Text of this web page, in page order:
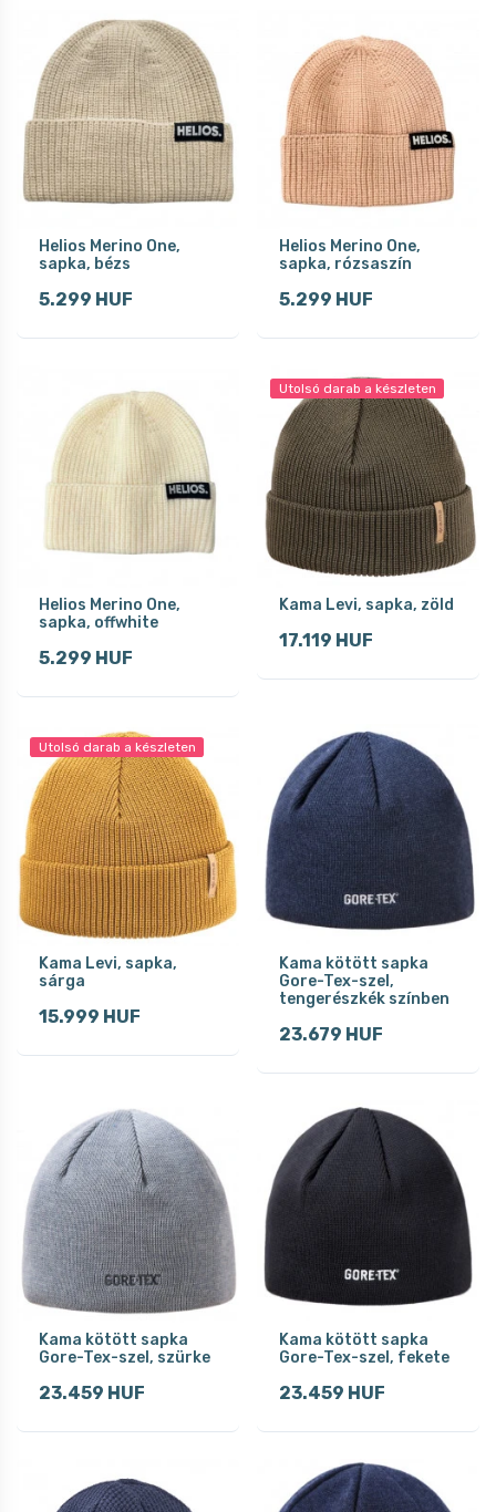
Helios Merino One,
sapka, bézs
5.299 HUF
Helios Merino One,
sapka, rózsaszín
5.299 HUF
Helios Merino One,
sapka, offwhite
5.299 HUF
Utolsó darab a készleten
Kama Levi, sapka, zöld
17.119 HUF
Utolsó darab a készleten
Kama Levi, sapka,
sárga
15.999 HUF
Kama kötött sapka
Gore-Tex-szel,
tengerészkék színben
23.679 HUF
Kama kötött sapka
Gore-Tex-szel, szürke
23.459 HUF
Kama kötött sapka
Gore-Tex-szel, fekete
23.459 HUF